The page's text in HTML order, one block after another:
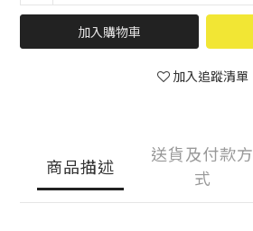
加入購物車
加入追蹤清單
商品描述
送貨及付款方
式